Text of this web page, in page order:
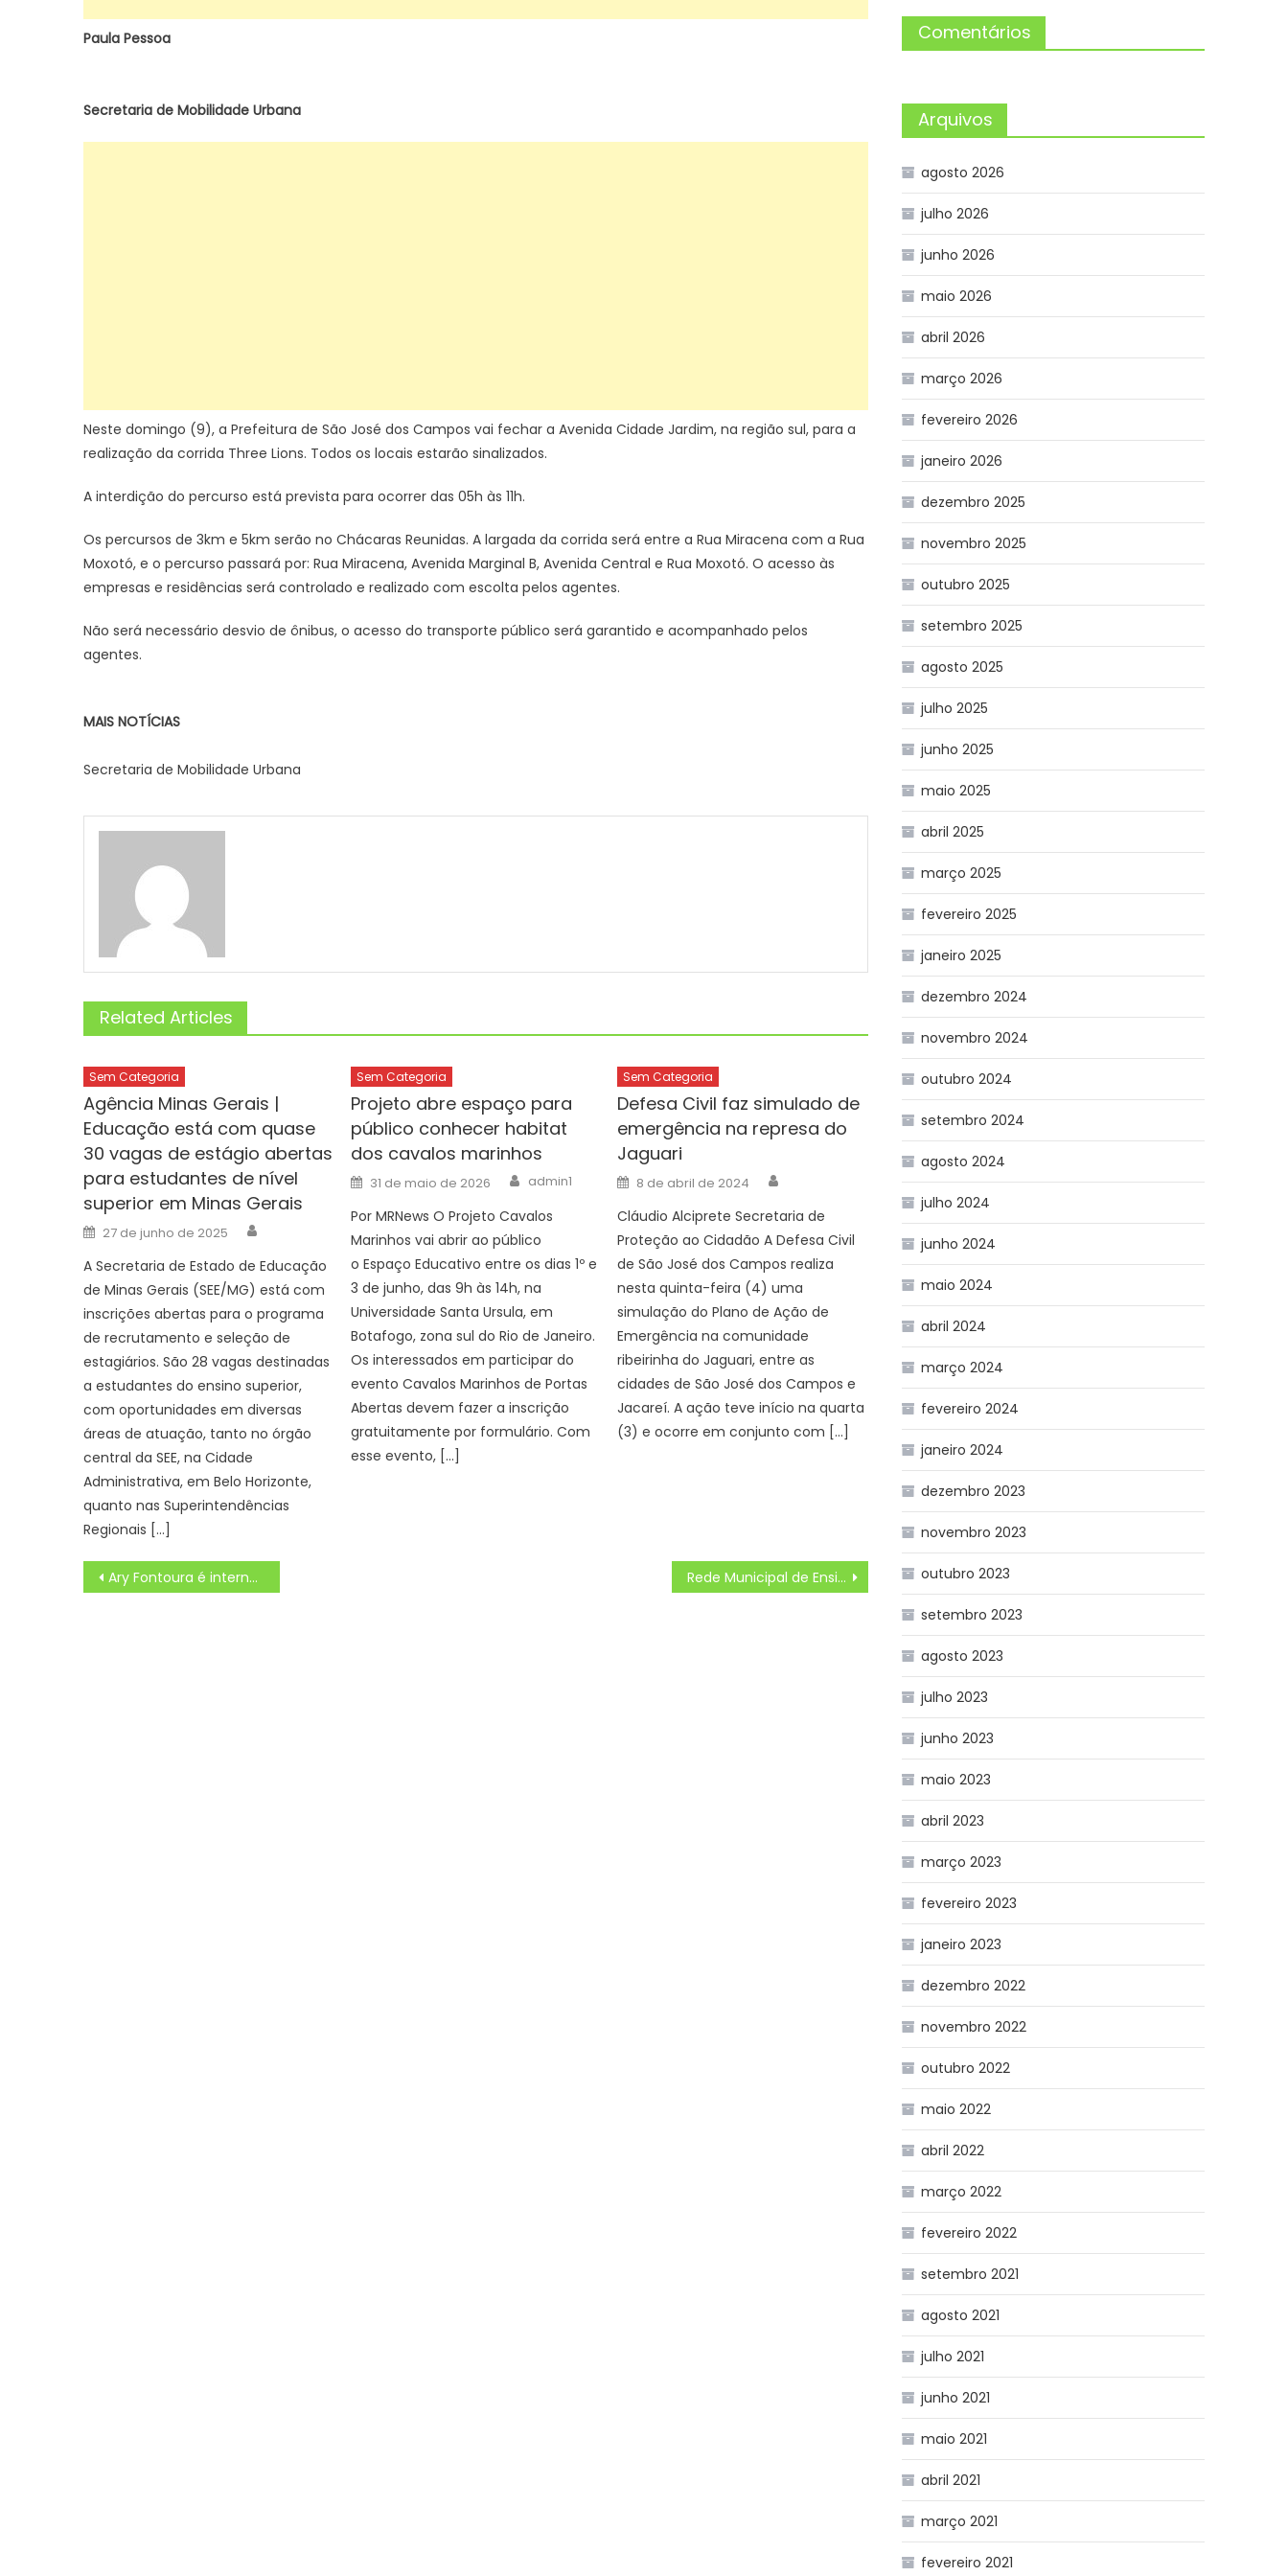
Paula Pessoa
Secretaria de Mobilidade Urbana
Neste domingo (9), a Prefeitura de São José dos Campos vai fechar a Avenida Cidade Jardim, na região sul, para a
realização da corrida Three Lions. Todos os locais estarão sinalizados.
A interdição do percurso está prevista para ocorrer das 05h às 11h.
Os percursos de 3km e 5km serão no Chácaras Reunidas. A largada da corrida será entre a Rua Miracena com a Rua
Moxotó, e o percurso passará por: Rua Miracena, Avenida Marginal B, Avenida Central e Rua Moxotó. O acesso às
empresas e residências será controlado e realizado com escolta pelos agentes.
Não será necessário desvio de ônibus, o acesso do transporte público será garantido e acompanhado pelos
agentes.
MAIS NOTÍCIAS
Secretaria de Mobilidade Urbana
Related Articles
Sem Categoria
Agência Minas Gerais |
Educação está com quase
30 vagas de estágio abertas
para estudantes de nível
superior em Minas Gerais
Posted
on
27 de junho de 2025
A Secretaria de Estado de Educação
de Minas Gerais (SEE/MG) está com
inscrições abertas para o programa
de recrutamento e seleção de
estagiários. São 28 vagas destinadas
a estudantes do ensino superior,
com oportunidades em diversas
áreas de atuação, tanto no órgão
central da SEE, na Cidade
Administrativa, em Belo Horizonte,
quanto nas Superintendências
Regionais […]
Sem Categoria
Projeto abre espaço para
público conhecer habitat
dos cavalos marinhos
Posted
on
31 de maio de 2026 Author
admin1
Por MRNews O Projeto Cavalos
Marinhos vai abrir ao público
o Espaço Educativo entre os dias 1º e
3 de junho, das 9h às 14h, na
Universidade Santa Ursula, em
Botafogo, zona sul do Rio de Janeiro.
Os interessados em participar do
evento Cavalos Marinhos de Portas
Abertas devem fazer a inscrição
gratuitamente por formulário. Com
esse evento, […]
Sem Categoria
Defesa Civil faz simulado de
emergência na represa do
Jaguari
Posted
on
8 de abril de 2024
Cláudio Alciprete Secretaria de
Proteção ao Cidadão A Defesa Civil
de São José dos Campos realiza
nesta quinta-feira (4) uma
simulação do Plano de Ação de
Emergência na comunidade
ribeirinha do Jaguari, entre as
cidades de São José dos Campos e
Jacareí. A ação teve início na quarta
(3) e ocorre em conjunto com […]
Navegação
de
Ary Fontoura é internado aos 92 anos e fãs se preocupam com estado de saúde, Edema Rede Municipal de Ensino ajusta calendário para escolas do campo – CGNotícias
Comentários
Arquivos
agosto 2026
julho 2026
junho 2026
maio 2026
abril 2026
março 2026
fevereiro 2026
janeiro 2026
dezembro 2025
novembro 2025
outubro 2025
setembro 2025
agosto 2025
julho 2025
junho 2025
maio 2025
abril 2025
março 2025
fevereiro 2025
janeiro 2025
dezembro 2024
novembro 2024
outubro 2024
setembro 2024
agosto 2024
julho 2024
junho 2024
maio 2024
abril 2024
março 2024
fevereiro 2024
janeiro 2024
dezembro 2023
novembro 2023
outubro 2023
setembro 2023
agosto 2023
julho 2023
junho 2023
maio 2023
abril 2023
março 2023
fevereiro 2023
janeiro 2023
dezembro 2022
novembro 2022
outubro 2022
maio 2022
abril 2022
março 2022
fevereiro 2022
setembro 2021
agosto 2021
julho 2021
junho 2021
maio 2021
abril 2021
março 2021
fevereiro 2021